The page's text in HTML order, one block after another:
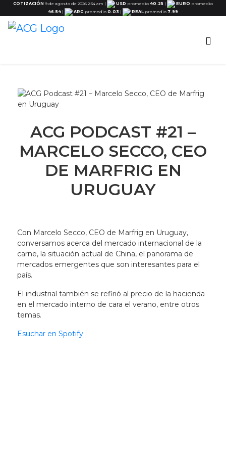
COTIZACIÓN 9 de agosto de 2026 2:34 am | USD promedio 40.25 | EURO promedio
46.54 | ARG promedio 0.03 | REAL promedio 7.99
ACG PODCAST #21 –
MARCELO SECCO, CEO
DE MARFRIG EN
URUGUAY
Con Marcelo Secco, CEO de Marfrig en Uruguay,
conversamos acerca del mercado internacional de la
carne, la situación actual de China, el panorama de
mercados emergentes que son interesantes para el
país.
El industrial también se refirió al precio de la hacienda
en el mercado interno de cara el verano, entre otros
temas.
Esuchar en Spotify